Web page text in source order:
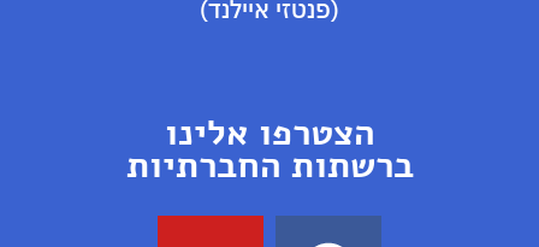
(פנטזי איילנד)
הצטרפו אלינו
ברשתות החברתיות